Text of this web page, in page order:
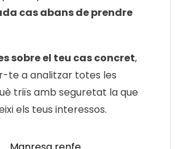
cas abans de prendre
sobre el teu cas concret,
te a analitzar totes les
triïs amb seguretat la que
els teus interessos.